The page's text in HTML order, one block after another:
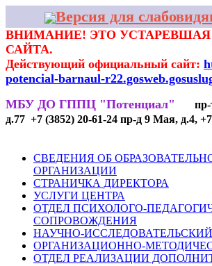
Версия для
ВНИМАНИЕ! ЭТО УСТАРЕВШАЯ
САЙТА.
Действующий официальный сайт:
potencial-barnaul-
МБУ ДО ГППЦ "Потенциал"
д.77 +7 (3852) 20-61-24 пр-д 9 Мая, д.4,
СВЕДЕНИЯ ОБ
ОРГАНИЗАЦИИ
СТРАНИЧКА ДИРЕКТОРА
УСЛУГИ ЦЕНТРА
ОТДЕЛ ПСИХОЛОГО-
СОПРОВОЖДЕНИЯ
НАУЧНО-
ОРГАНИЗАЦИОННО-
ОТДЕЛ РЕАЛИЗАЦИИ